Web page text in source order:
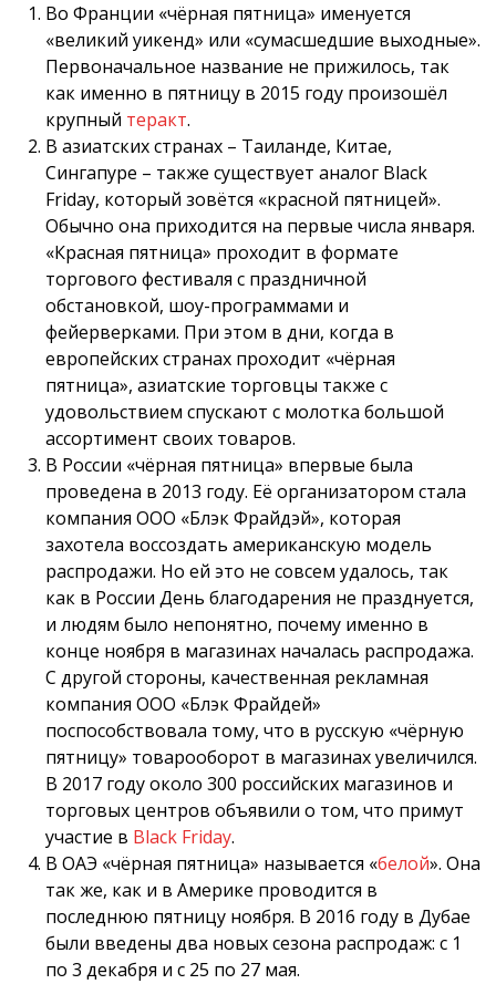
Во Франции «чёрная пятница» именуется
«великий уикенд» или «сумасшедшие выходные».
Первоначальное название не прижилось, так
как именно в пятницу в 2015 году произошёл
крупный теракт.
В азиатских странах – Таиланде, Китае,
Сингапуре – также существует аналог Black
Friday, который зовётся «красной пятницей».
Обычно она приходится на первые числа января.
«Красная пятница» проходит в формате
торгового фестиваля с праздничной
обстановкой, шоу-программами и
фейерверками. При этом в дни, когда в
европейских странах проходит «чёрная
пятница», азиатские торговцы также с
удовольствием спускают с молотка большой
ассортимент своих товаров.
В России «чёрная пятница» впервые была
проведена в 2013 году. Её организатором стала
компания ООО «Блэк Фрайдэй», которая
захотела воссоздать американскую модель
распродажи. Но ей это не совсем удалось, так
как в России День благодарения не празднуется,
и людям было непонятно, почему именно в
конце ноября в магазинах началась распродажа.
С другой стороны, качественная рекламная
компания ООО «Блэк Фрайдей»
поспособствовала тому, что в русскую «чёрную
пятницу» товарооборот в магазинах увеличился.
В 2017 году около 300 российских магазинов и
торговых центров объявили о том, что примут
участие в Black Friday.
В ОАЭ «чёрная пятница» называется «белой». Она
так же, как и в Америке проводится в
последнюю пятницу ноября. В 2016 году в Дубае
были введены два новых сезона распродаж: с 1
по 3 декабря и с 25 по 27 мая.